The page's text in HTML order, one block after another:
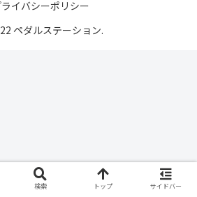
イバシーポリシー
ペダルステーション.
検索 トップ サイドバー